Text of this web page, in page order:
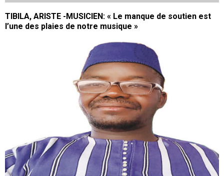
TIBILA, ARISTE -MUSICIEN: « Le manque de soutien est
l’une des plaies de notre musique »